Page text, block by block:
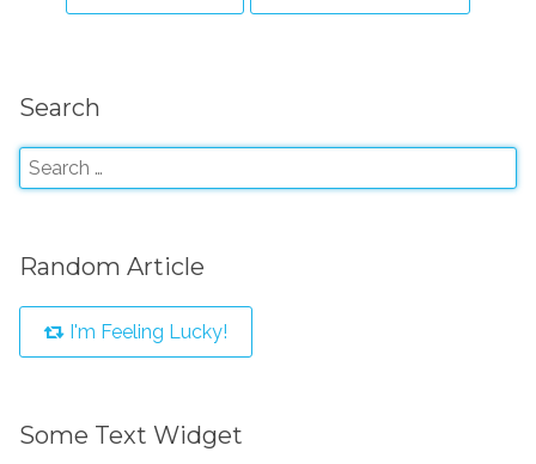
Search
Random Article
I'm Feeling Lucky!
Some Text Widget